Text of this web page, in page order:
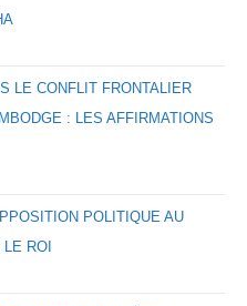
LE CONFLIT FRONTALIER
: LES AFFIRMATIONS
POLITIQUE AU
ROI